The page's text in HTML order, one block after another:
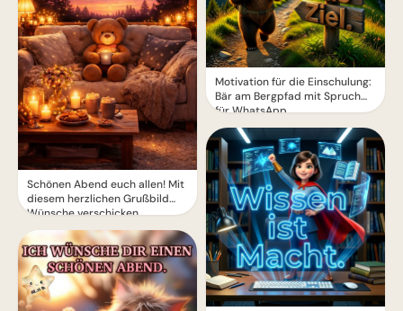
Schönen Abend euch allen! Mit
diesem herzlichen Grußbild
Wünsche verschicken
Motivation für die Einschulung:
Bär am Bergpfad mit Spruch
für WhatsApp